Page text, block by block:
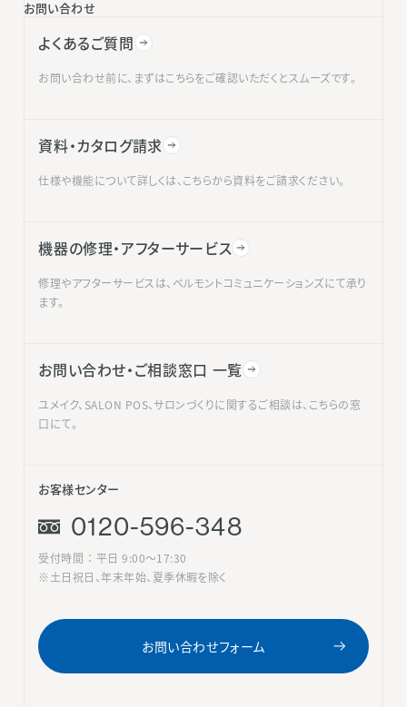
お問い合わせ
よくあるご質問
お問い合わせ前に、まずはこちらをご確認いただくとスムーズです。
資料・カタログ請求
仕様や機能について詳しくは、こちらから資料をご請求ください。
機器の修理・アフターサービス
修理やアフターサービスは、ベルモントコミュニケーションズにて承り
ます。
お問い合わせ・ご相談窓口 一覧
ユメイク、SALON POS、サロンづくりに関するご相談は、こちらの窓
口にて。
お客様センター
0120-596-348
受付時間 ： 平日 9:00〜17:30
※土日祝日、年末年始、夏季休暇を除く
お問い合わせフォーム